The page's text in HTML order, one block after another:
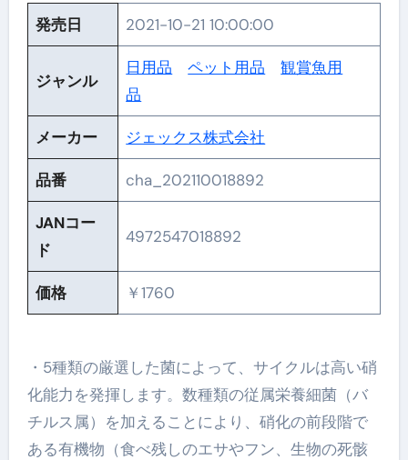
発売日 2021-10-21 10:00:00
ジャンル
日用品 ペット用品
観賞魚用
品
メーカー ジェックス株式会社
品番 cha_202110018892
JANコー
ド
4972547018892
価格 ￥1760
・5種類の厳選した菌によって、サイクルは高い硝
化能力を発揮します。数種類の従属栄養細菌（バ
チルス属）を加えることにより、硝化の前段階で
ある有機物（食べ残しのエサやフン、生物の死骸